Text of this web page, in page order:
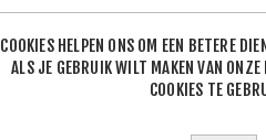
COOKIES HELPEN ONS OM EEN BETERE
ALS JE GEBRUIK WILT MAKEN VAN
COOKIES TE